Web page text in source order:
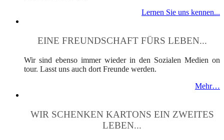
Lernen Sie uns kennen...
EINE FREUNDSCHAFT FÜRS LEBEN...
Wir sind ebenso immer wieder in den Sozialen Medien on
tour. Lasst uns auch dort Freunde werden.
Mehr…
WIR SCHENKEN KARTONS EIN ZWEITES
LEBEN...